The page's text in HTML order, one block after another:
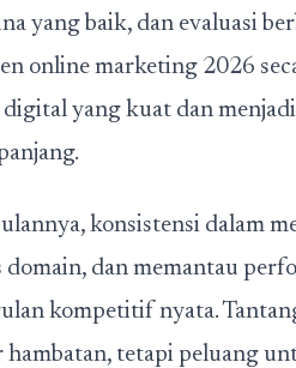
yang baik, dan evaluasi
online marketing 2026
yang kuat dan
konsistensi dalam
domain, dan memantau
kompetitif nyata.
hambatan, tetapi peluang